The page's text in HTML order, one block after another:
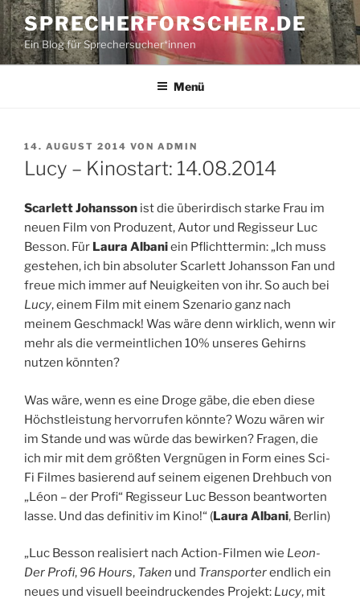
Zum
Inhalt
springen
SPRECHERFORSCHER.DE
Ein Blog für Sprechersucher*innen
Menü
VERÖFFENTLICHT
AM
14. AUGUST 2014 VON ADMIN
Lucy – Kinostart: 14.08.2014
Scarlett Johansson ist die überirdisch starke Frau im
neuen Film von Produzent, Autor und Regisseur Luc
Besson. Für Laura Albaniein Pflichttermin: „Ich muss
gestehen, ich bin absoluter Scarlett Johansson Fan und
freue mich immer auf Neuigkeiten von ihr. So auch bei
Lucy, einem Film mit einem Szenario ganz nach
meinem Geschmack! Was wäre denn wirklich, wenn wir
mehr als die vermeintlichen 10% unseres Gehirns
nutzen könnten?
Was wäre, wenn es eine Droge gäbe, die eben diese
Höchstleistung hervorrufen könnte? Wozu wären wir
im Stande und was würde das bewirken? Fragen, die
ich mir mit dem größten Vergnügen in Form eines Sci-
Fi Filmes basierend auf seinem eigenen Drehbuch von
„Léon – der Profi“ Regisseur Luc Besson beantworten
lasse. Und das definitiv im Kino!“ (Laura Albani, Berlin)
„Luc Besson realisiert nach Action-Filmen wie Leon-
Der Profi, 96 Hours, Taken und Transporterendlich ein
neues und visuell beeindruckendes Projekt: Lucy, mit